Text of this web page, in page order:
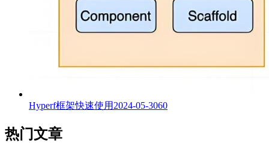
Hyperf框架快速使用 2024-05-3060
热门文章